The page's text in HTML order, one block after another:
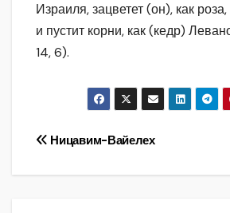
Израиля, зацветет (он), как роза,
и пустит корни, как (кедр)
14, 6).
Навигация
по
Ницавим-Вайелех